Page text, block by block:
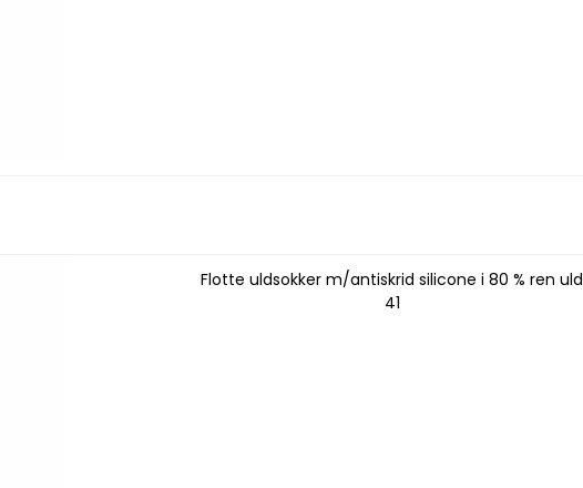
Flotte uldsokker m/antiskrid silicone i 80 % ren uld
41
Nej tak - jeg vil ikke have rabat